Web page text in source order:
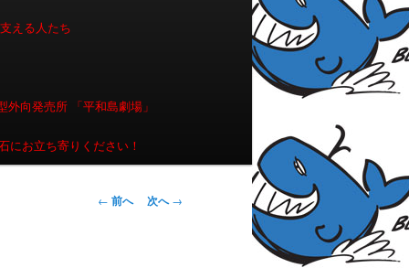
える人たち
外向発売所 「平和島劇場」
にお立ち寄りください！
投稿ナビゲー
← 前へ 次へ→